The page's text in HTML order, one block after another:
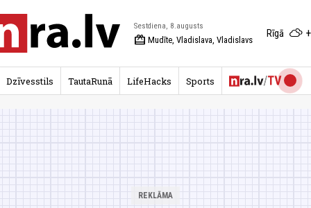
Sestdiena, 8.augusts
redeem Mudīte, Vladislava, Vladislavs
Rīgā
Dzīvesstils TautaRunā LifeHacks Sports